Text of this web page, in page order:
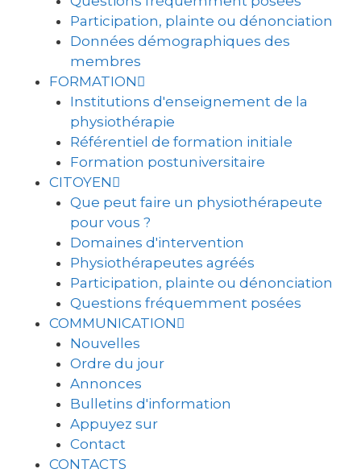
Participation, plainte ou dénonciation
Données démographiques des
membres
FORMATION
Institutions d'enseignement de la
physiothérapie
Référentiel de formation initiale
Formation postuniversitaire
CITOYEN
Que peut faire un physiothérapeute
pour vous ?
Domaines d'intervention
Physiothérapeutes agréés
Participation, plainte ou dénonciation
Questions fréquemment posées
COMMUNICATION
Nouvelles
Ordre du jour
Annonces
Bulletins d'information
Appuyez sur
Contact
CONTACTS